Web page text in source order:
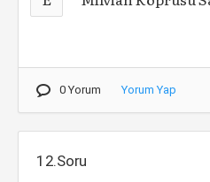
0 Yorum Yorum Yap
12.Soru